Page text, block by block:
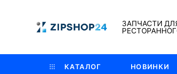
ЗАПЧАСТИ
КАТАЛОГ НОВИНКИ